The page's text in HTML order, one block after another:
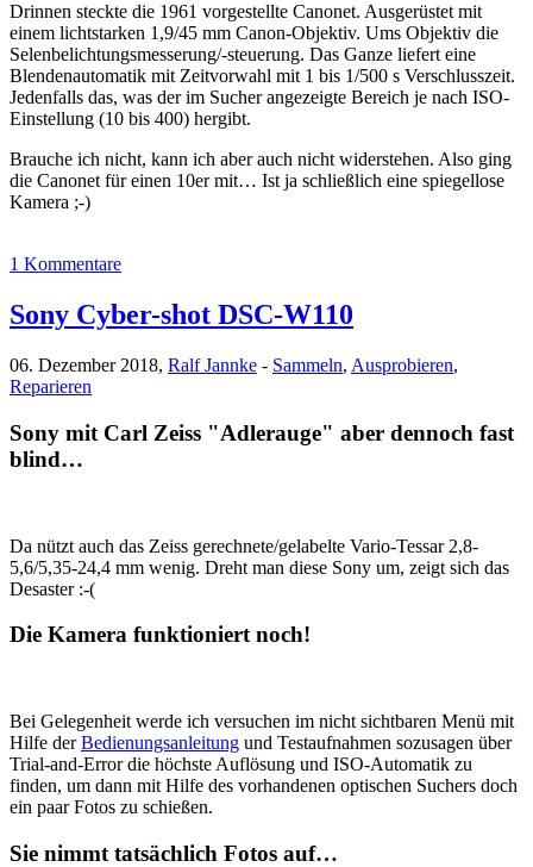
Drinnen steckte die 1961 vorgestellte Canonet. Ausgerüstet mit
einem lichtstarken 1,9/45 mm Canon-Objektiv. Ums Objektiv die
Selenbelichtungsmesserung/-steuerung. Das Ganze liefert eine
Blendenautomatik mit Zeitvorwahl mit 1 bis 1/500 s Verschlusszeit.
Jedenfalls das, was der im Sucher angezeigte Bereich je nach ISO-
Einstellung (10 bis 400) hergibt.
Brauche ich nicht, kann ich aber auch nicht widerstehen. Also ging
die Canonet für einen 10er mit… Ist ja schließlich eine spiegellose
Kamera ;-)
1 Kommentare
Sony Cyber-shot DSC-W110
06. Dezember 2018, Ralf Jannke - Sammeln, Ausprobieren,
Reparieren
Sony mit Carl Zeiss "Adlerauge" aber dennoch fast
blind…
Da nützt auch das Zeiss gerechnete/gelabelte Vario-Tessar 2,8-
5,6/5,35-24,4 mm wenig. Dreht man diese Sony um, zeigt sich das
Desaster :-(
Die Kamera funktioniert noch!
Bei Gelegenheit werde ich versuchen im nicht sichtbaren Menü mit
Hilfe derBedienungsanleitung und Testaufnahmen sozusagen über
Trial-and-Error die höchste Auflösung und ISO-Automatik zu
finden, um dann mit Hilfe des vorhandenen optischen Suchers doch
ein paar Fotos zu schießen.
Sie nimmt tatsächlich Fotos auf…